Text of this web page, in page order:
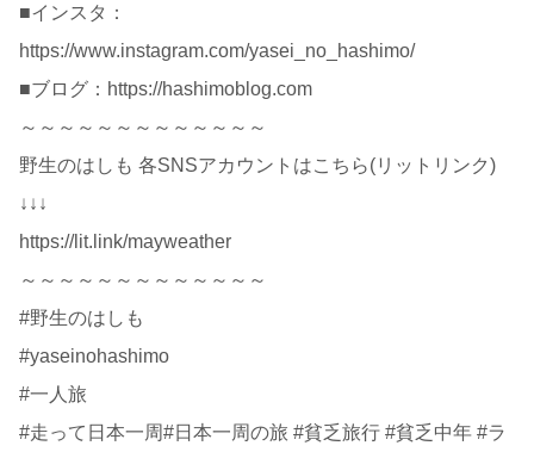
■インスタ：
https://www.instagram.com/yasei_no_hashimo/
■ブログ：https://hashimoblog.com
～～～～～～～～～～～～～
野生のはしも 各SNSアカウントはこちら(リットリンク)
↓↓↓
https://lit.link/mayweather
～～～～～～～～～～～～～
#野生のはしも
#yaseinohashimo
#一人旅
#走って日本一周#日本一周の旅 #貧乏旅行 #貧乏中年 #ラ